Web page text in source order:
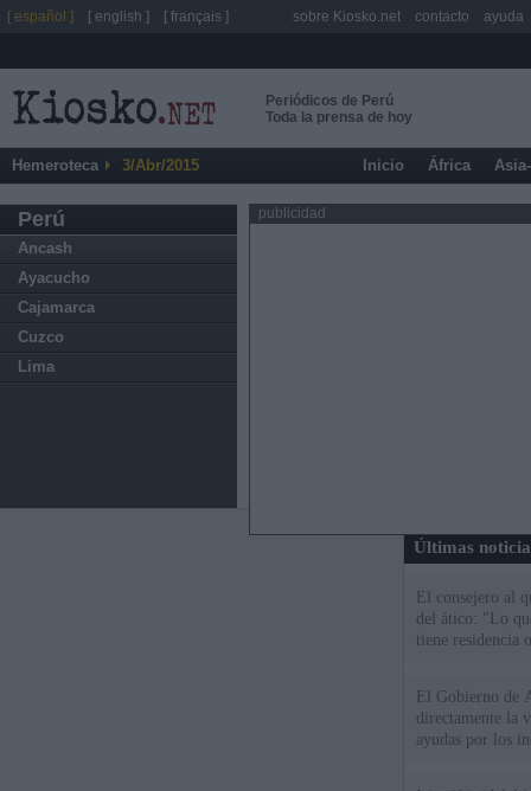
Periódicos de Perú
Toda la prensa de hoy
Hemeroteca 3/Abr/2015 Inicio África
Perú
Ancash
Ayacucho
Cajamarca
Cuzco
Lima
publicidad
Últimas
El consejero al
del ático: "Lo
tiene residencia
El Gobierno de
directamente la
ayudas por los
[ español ] [ english ] [ français ] sobre Kiosko.net contacto ayuda